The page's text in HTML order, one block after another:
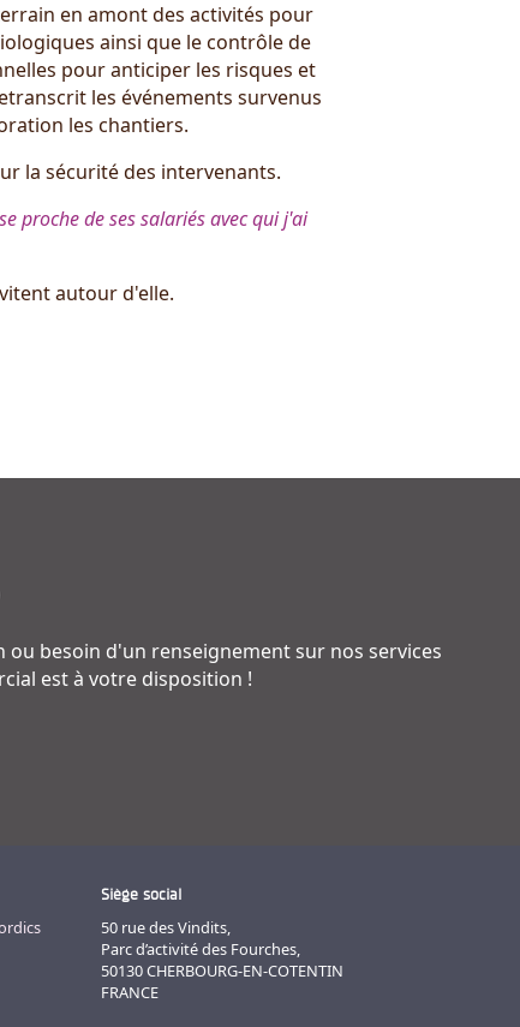
en amont des activités pour
ainsi que le contrôle de
pour anticiper les risques et
les événements survenus
les chantiers.
la sécurité des intervenants.
proche de ses salariés avec qui j'ai
autour d'elle.
ou besoin d'un renseignement sur nos services
est à votre disposition !
Siège social
50 rue des Vindits,
Parc d’activité des Fourches,
50130 CHERBOURG-EN-COTENTIN
FRANCE